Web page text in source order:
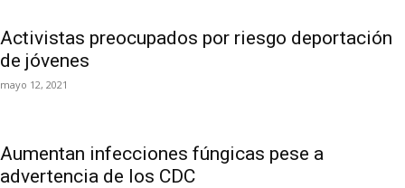
Activistas preocupados por riesgo deportación
de jóvenes
mayo 12, 2021
Aumentan infecciones fúngicas pese a
advertencia de los CDC